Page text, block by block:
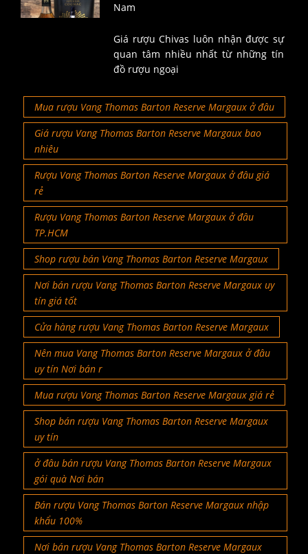
Nam
Giá rượu Chivas luôn nhận được sự
quan tâm nhiều nhất từ những tín
đồ rượu ngoại
Mua rượu Vang Thomas Barton Reserve Margaux ở đâu
Giá rượu Vang Thomas Barton Reserve Margaux bao
nhiêu
Rượu Vang Thomas Barton Reserve Margaux ở đâu giá
rẻ
Rượu Vang Thomas Barton Reserve Margaux ở đâu
TP.HCM
Shop rượu bán Vang Thomas Barton Reserve Margaux
Nơi bán rượu Vang Thomas Barton Reserve Margaux uy
tín giá tốt
Cửa hàng rượu Vang Thomas Barton Reserve Margaux
Nên mua Vang Thomas Barton Reserve Margaux ở đâu
uy tín Nơi bán r
Mua rượu Vang Thomas Barton Reserve Margaux giá rẻ
Shop bán rượu Vang Thomas Barton Reserve Margaux
uy tín
ở đâu bán rượu Vang Thomas Barton Reserve Margaux
gói quà Nơi bán
Bán rượu Vang Thomas Barton Reserve Margaux nhập
khẩu 100%
Nơi bán rượu Vang Thomas Barton Reserve Margaux